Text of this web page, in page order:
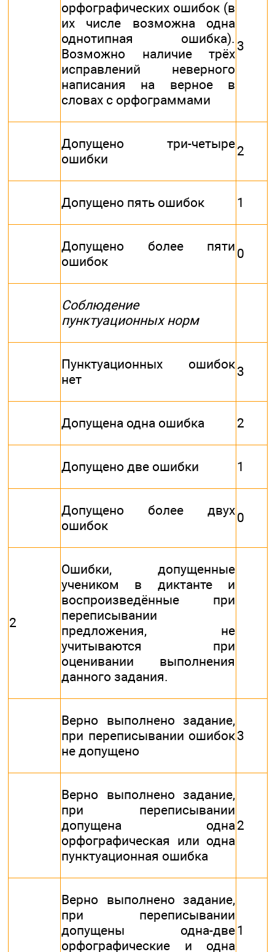
орфографических ошибок (в
их числе возможна одна
однотипная ошибка).
Возможно наличие трёх
исправлений неверного
написания на верное в
словах с орфограммами
3
Допущено три-четыре
ошибки
2
Допущено пять ошибок 1
Допущено более пяти
ошибок
0
Соблюдение
пунктуационных норм
Пунктуационных ошибок
нет
3
Допущена одна ошибка 2
Допущено две ошибки 1
Допущено более двух
ошибок
0
2
Ошибки, допущенные
учеником в диктанте и
воспроизведённые при
переписывании
предложения, не
учитываются при
оценивании выполнения
данного задания.
Верно выполнено задание,
при переписывании ошибок
не допущено
3
Верно выполнено задание,
при переписывании
допущена одна
орфографическая или одна
пунктуационная ошибка
2
Верно выполнено задание,
при переписывании
допущены одна-две
орфографические и одна
1